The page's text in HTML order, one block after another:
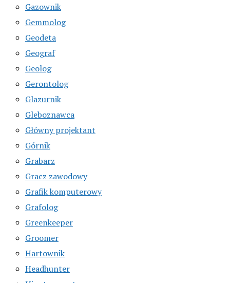
Gazownik
Gemmolog
Geodeta
Geograf
Geolog
Gerontolog
Glazurnik
Gleboznawca
Główny projektant
Górnik
Grabarz
Gracz zawodowy
Grafik komputerowy
Grafolog
Greenkeeper
Groomer
Hartownik
Headhunter